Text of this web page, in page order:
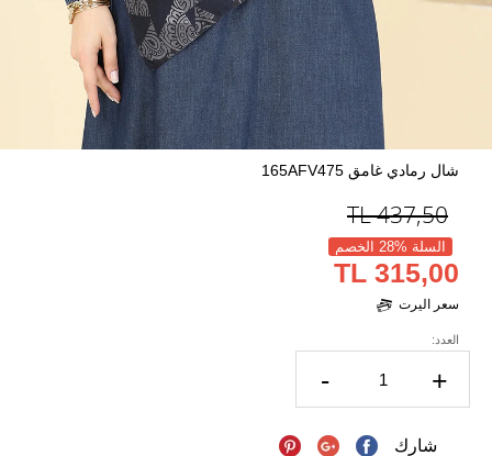
شال رمادي غامق 165AFV475
437,50
TL
السلة %28 الخصم
315,00 TL
سعر اليرت
العدد:
- +
شارك